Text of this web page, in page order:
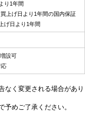
り1年間
上げ日より1年間の国内保証
げ日より1年間
設可
応
なく変更される場合があり
めご了承ください。